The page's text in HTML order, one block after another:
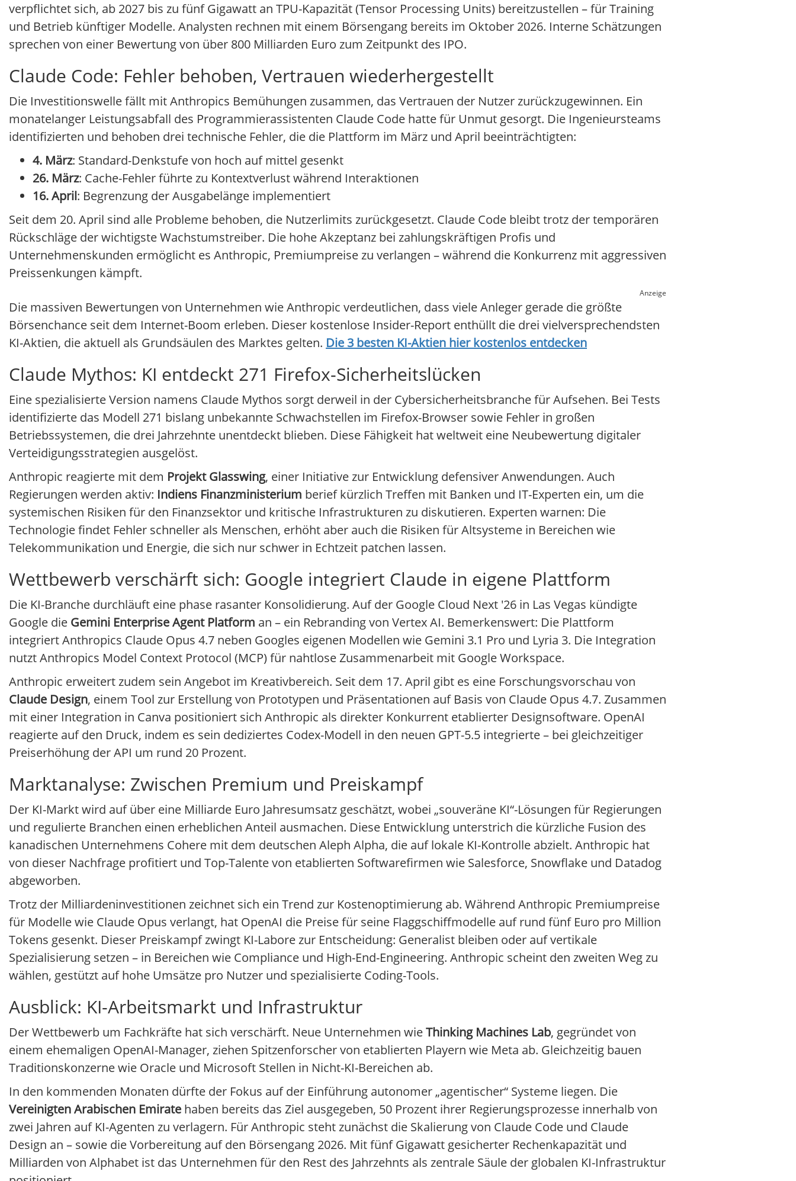
verpflichtet sich, ab 2027 bis zu fünf Gigawatt an TPU-Kapazität (Tensor Processing Units) bereitzustellen – für Training
und Betrieb künftiger Modelle. Analysten rechnen mit einem Börsengang bereits im Oktober 2026. Interne Schätzungen
sprechen von einer Bewertung von über 800 Milliarden Euro zum Zeitpunkt des IPO.
Claude Code: Fehler behoben, Vertrauen wiederhergestellt
Die Investitionswelle fällt mit Anthropics Bemühungen zusammen, das Vertrauen der Nutzer zurückzugewinnen. Ein
monatelanger Leistungsabfall des Programmierassistenten Claude Code hatte für Unmut gesorgt. Die Ingenieursteams
identifizierten und behoben drei technische Fehler, die die Plattform im März und April beeinträchtigten:
4. März: Standard-Denkstufe von hoch auf mittel gesenkt
26. März: Cache-Fehler führte zu Kontextverlust während Interaktionen
16. April: Begrenzung der Ausgabelänge implementiert
Seit dem 20. April sind alle Probleme behoben, die Nutzerlimits zurückgesetzt. Claude Code bleibt trotz der temporären
Rückschläge der wichtigste Wachstumstreiber. Die hohe Akzeptanz bei zahlungskräftigen Profis und
Unternehmenskunden ermöglicht es Anthropic, Premiumpreise zu verlangen – während die Konkurrenz mit aggressiven
Preissenkungen kämpft.
Anzeige
Die massiven Bewertungen von Unternehmen wie Anthropic verdeutlichen, dass viele Anleger gerade die größte
Börsenchance seit dem Internet-Boom erleben. Dieser kostenlose Insider-Report enthüllt die drei vielversprechendsten
KI-Aktien, die aktuell als Grundsäulen des Marktes gelten. Die 3 besten KI-Aktien hier kostenlos entdecken
Claude Mythos: KI entdeckt 271 Firefox-Sicherheitslücken
Eine spezialisierte Version namens Claude Mythos sorgt derweil in der Cybersicherheitsbranche für Aufsehen. Bei Tests
identifizierte das Modell 271 bislang unbekannte Schwachstellen im Firefox-Browser sowie Fehler in großen
Betriebssystemen, die drei Jahrzehnte unentdeckt blieben. Diese Fähigkeit hat weltweit eine Neubewertung digitaler
Verteidigungsstrategien ausgelöst.
Anthropic reagierte mit dem Projekt Glasswing, einer Initiative zur Entwicklung defensiver Anwendungen. Auch
Regierungen werden aktiv: Indiens Finanzministerium berief kürzlich Treffen mit Banken und IT-Experten ein, um die
systemischen Risiken für den Finanzsektor und kritische Infrastrukturen zu diskutieren. Experten warnen: Die
Technologie findet Fehler schneller als Menschen, erhöht aber auch die Risiken für Altsysteme in Bereichen wie
Telekommunikation und Energie, die sich nur schwer in Echtzeit patchen lassen.
Wettbewerb verschärft sich: Google integriert Claude in eigene Plattform
Die KI-Branche durchläuft eine phase rasanter Konsolidierung. Auf der Google Cloud Next '26 in Las Vegas kündigte
Google die Gemini Enterprise Agent Platform an – ein Rebranding von Vertex AI. Bemerkenswert: Die Plattform
integriert Anthropics Claude Opus 4.7 neben Googles eigenen Modellen wie Gemini 3.1 Pro und Lyria 3. Die Integration
nutzt Anthropics Model Context Protocol (MCP) für nahtlose Zusammenarbeit mit Google Workspace.
Anthropic erweitert zudem sein Angebot im Kreativbereich. Seit dem 17. April gibt es eine Forschungsvorschau von
Claude Design, einem Tool zur Erstellung von Prototypen und Präsentationen auf Basis von Claude Opus 4.7. Zusammen
mit einer Integration in Canva positioniert sich Anthropic als direkter Konkurrent etablierter Designsoftware. OpenAI
reagierte auf den Druck, indem es sein dediziertes Codex-Modell in den neuen GPT-5.5 integrierte – bei gleichzeitiger
Preiserhöhung der API um rund 20 Prozent.
Marktanalyse: Zwischen Premium und Preiskampf
Der KI-Markt wird auf über eine Milliarde Euro Jahresumsatz geschätzt, wobei „souveräne KI“-Lösungen für Regierungen
und regulierte Branchen einen erheblichen Anteil ausmachen. Diese Entwicklung unterstrich die kürzliche Fusion des
kanadischen Unternehmens Cohere mit dem deutschen Aleph Alpha, die auf lokale KI-Kontrolle abzielt. Anthropic hat
von dieser Nachfrage profitiert und Top-Talente von etablierten Softwarefirmen wie Salesforce, Snowflake und Datadog
abgeworben.
Trotz der Milliardeninvestitionen zeichnet sich ein Trend zur Kostenoptimierung ab. Während Anthropic Premiumpreise
für Modelle wie Claude Opus verlangt, hat OpenAI die Preise für seine Flaggschiffmodelle auf rund fünf Euro pro Million
Tokens gesenkt. Dieser Preiskampf zwingt KI-Labore zur Entscheidung: Generalist bleiben oder auf vertikale
Spezialisierung setzen – in Bereichen wie Compliance und High-End-Engineering. Anthropic scheint den zweiten Weg zu
wählen, gestützt auf hohe Umsätze pro Nutzer und spezialisierte Coding-Tools.
Ausblick: KI-Arbeitsmarkt und Infrastruktur
Der Wettbewerb um Fachkräfte hat sich verschärft. Neue Unternehmen wieThinking Machines Lab, gegründet von
einem ehemaligen OpenAI-Manager, ziehen Spitzenforscher von etablierten Playern wie Meta ab. Gleichzeitig bauen
Traditionskonzerne wie Oracle und Microsoft Stellen in Nicht-KI-Bereichen ab.
In den kommenden Monaten dürfte der Fokus auf der Einführung autonomer „agentischer“ Systeme liegen. Die
Vereinigten Arabischen Emirate haben bereits das Ziel ausgegeben, 50 Prozent ihrer Regierungsprozesse innerhalb von
zwei Jahren auf KI-Agenten zu verlagern. Für Anthropic steht zunächst die Skalierung von Claude Code und Claude
Design an – sowie die Vorbereitung auf den Börsengang 2026. Mit fünf Gigawatt gesicherter Rechenkapazität und
Milliarden von Alphabet ist das Unternehmen für den Rest des Jahrzehnts als zentrale Säule der globalen KI-Infrastruktur